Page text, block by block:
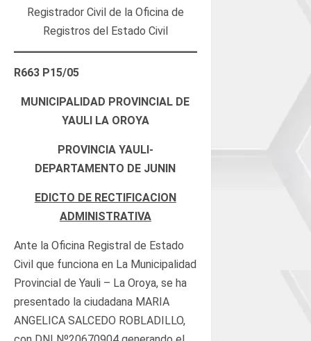
Registrador Civil de la Oficina de
Registros del Estado Civil
R663 P15/05
MUNICIPALIDAD PROVINCIAL DE
YAULI LA OROYA
PROVINCIA YAULI-
DEPARTAMENTO DE JUNIN
EDICTO DE RECTIFICACION
ADMINISTRATIVA
Ante la Oficina Registral de Estado
Civil que funciona en La Municipalidad
Provincial de Yauli – La Oroya, se ha
presentado la ciudadana MARIA
ANGELICA SALCEDO ROBLADILLO,